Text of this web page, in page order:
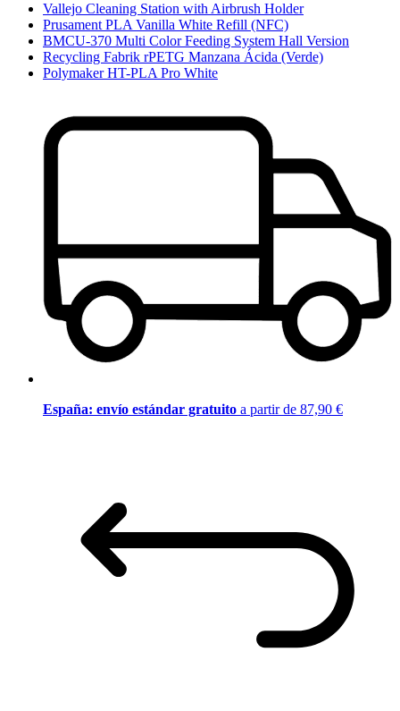
Vallejo Cleaning Station with Airbrush Holder
Prusament PLA Vanilla White Refill (NFC)
BMCU-370 Multi Color Feeding System Hall Version
Recycling Fabrik rPETG Manzana Ácida (Verde)
Polymaker HT-PLA Pro White
España: envío estándar gratuito a partir de 87,90 €